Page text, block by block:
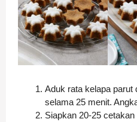
Aduk rata kelapa parut
selama 25 menit.
Siapkan 20-25